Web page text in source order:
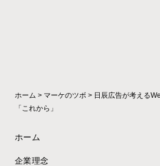
ホーム > マーケのツボ > 日辰広告が考える
「これから」
ホーム
企業理念